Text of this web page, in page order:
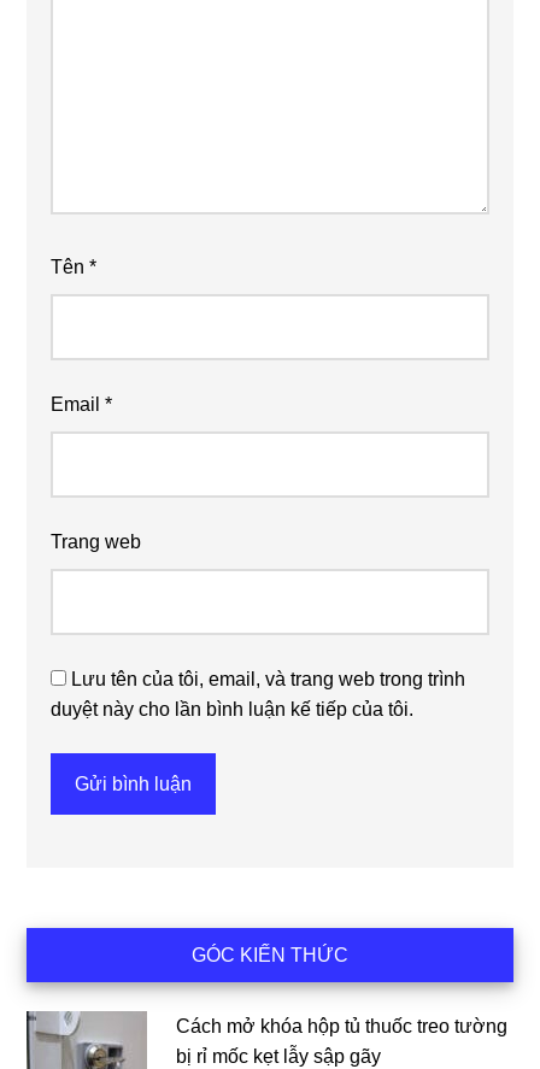
Tên*
Email*
Trang web
Lưu tên của tôi, email, và trang web trong trình
duyệt này cho lần bình luận kế tiếp của tôi.
chính
GÓC KIẾN THỨC
Cách mở khóa hộp tủ thuốc treo tường
bị rỉ mốc kẹt lẫy sập gãy